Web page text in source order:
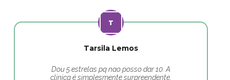
Tarsila Lemos
Dou 5 estrelas pq nao posso dar 10. A
clinica é simplesmente surpreendente.